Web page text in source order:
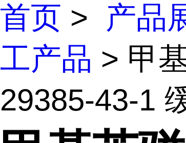
首页 > 产品
工产品 > 甲
29385-43-1